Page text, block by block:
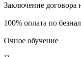
Заключение договора
100% оплата по
Очное обучение